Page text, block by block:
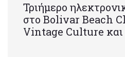
Τριήμερο
στο Bolivar Beach
Vintage Culture